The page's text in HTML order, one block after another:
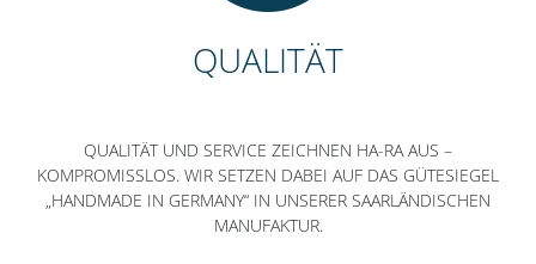
QUALITÄT
QUALITÄT UND SERVICE ZEICHNEN HA-RA AUS –
KOMPROMISSLOS. WIR SETZEN DABEI AUF DAS GÜTESIEGEL
„HANDMADE IN GERMANY“ IN UNSERER SAARLÄNDISCHEN
MANUFAKTUR.